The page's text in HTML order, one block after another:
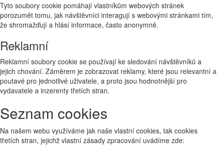
Tyto soubory cookie pomáhají vlastníkům webových stránek
porozumět tomu, jak návštěvníci interagují s webovými stránkami tím,
že shromažďují a hlásí informace, často anonymně.
Reklamní
Reklamní soubory cookie se používají ke sledování návštěvníků a
jejich chování. Záměrem je zobrazovat reklamy, které jsou relevantní a
poutavé pro jednotlivé uživatele, a proto jsou hodnotnější pro
vydavatele a inzerenty třetích stran.
Seznam cookies
Na našem webu využíváme jak naše vlastní cookies, tak cookies
třetích stran, jejichž vlastní zásady zpracování uvádíme zde: